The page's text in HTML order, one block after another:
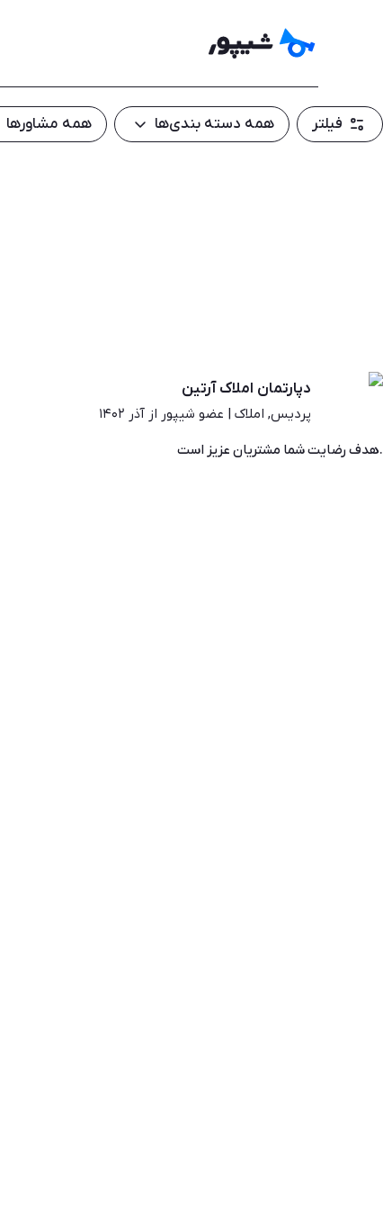
فیلتر همه دسته بندی‌ها همه مشاور‌ها
دپارتمان املاک آرتین
پردیس, املاک | عضو شیپور از آذر ۱۴۰۲
.هدف رضایت شما مشتریان عزیز است